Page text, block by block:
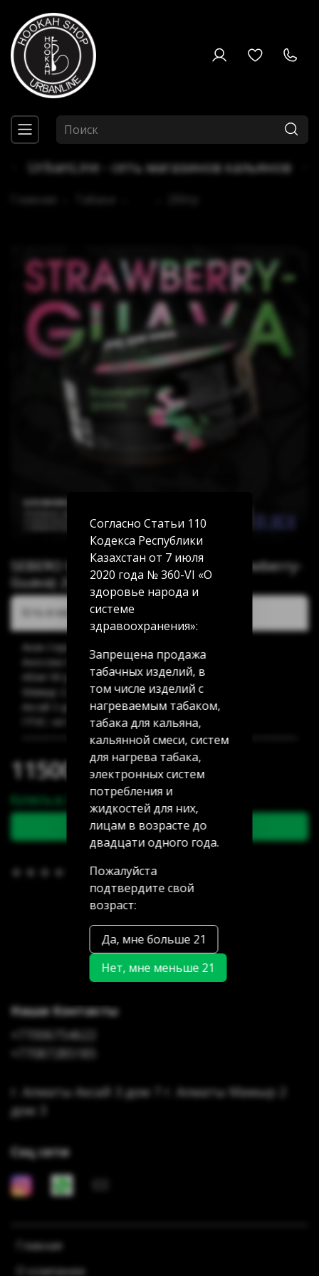
UrbanLine - сеть магазинов кальянов
SEBERO Black Клубника-гуава (Strawberry-
Guava) 200г
(0) В избранное
11500.00 тг
Купить в 1 клик
В корзину
Есть в наличии:
Акан Серы 20/5: нет в наличии
Аносова 91: нет в наличии
Абая 58 (уг Манаса): нет в наличии
Мамыр 2 дом 3: нет в наличии
Аксай 3 дом 7: 3 шт
ГРЭС: нет в наличии
Главная
О компании
Наши Контакты
+77006754622
+77087285185
г. Алматы Аксай 3 дом 7 г. Алматы Мамыр 2
дом 3
Соц сети
Согласно Статьи 110
Кодекса Республики
Казахстан от 7 июля
2020 года № 360-VI «О
здоровье народа и
системе
здравоохранения»:
Запрещена продажа
табачных изделий, в
том числе изделий с
нагреваемым табаком,
табака для кальяна,
кальянной смеси, систем
для нагрева табака,
электронных систем
потребления и
жидкостей для них,
лицам в возрасте до
двадцати одного года.
Пожалуйста
подтвердите свой
возраст:
Да, мне больше 21
Нет, мне меньше 21